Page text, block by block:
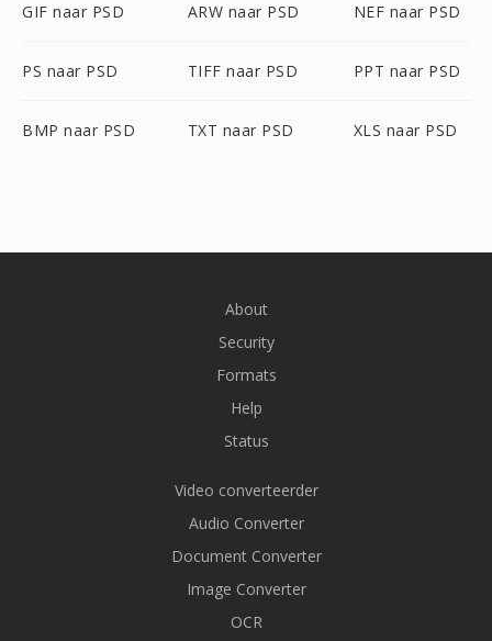
GIF naar PSD ARW naar PSD NEF naar PSD
PS naar PSD TIFF naar PSD PPT naar PSD
BMP naar PSD TXT naar PSD XLS naar PSD
About
Security
Formats
Help
Status
Video converteerder
Audio Converter
Document Converter
Image Converter
OCR